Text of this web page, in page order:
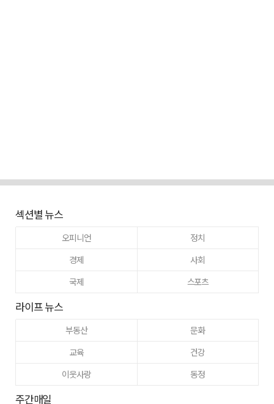
섹션별 뉴스
오피니언
정치
경제
사회
국제
스포츠
라이프 뉴스
부동산
문화
교육
건강
이웃사랑
동정
주간매일